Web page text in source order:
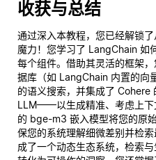
收获与总结
通过深入本教程，您已经解锁
魔力！您学习了 LangChain 如
每个组件。借助其灵活的框架
据库（如 LangChain 内置的向
的语义搜索，并集成了
LLM——以生成精准、考虑上下
的 bge-m3 嵌入模型将您的原
保您的系统理解细微差别并检
成了一个动态生态系统，检索